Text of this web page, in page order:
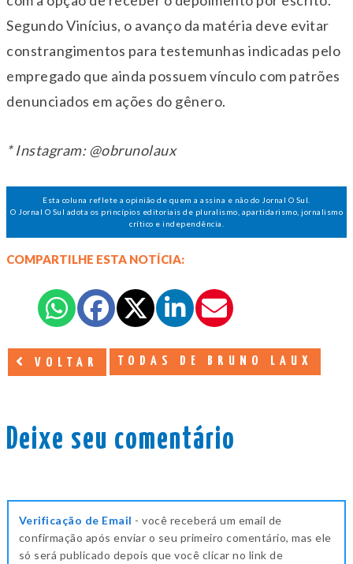
Segundo Vinícius, o avanço da matéria deve evitar
constrangimentos para testemunhas indicadas pelo
empregado que ainda possuem vínculo com patrões
denunciados em ações do gênero.
* Instagram: @obrunolaux
Esta coluna reflete a opinião de quem a assina e não do Jornal O Sul.
O Jornal O Sul adota os princípios editoriais de pluralismo, apartidarismo, jornalismo
crítico e independência.
COMPARTILHE ESTA NOTÍCIA:
VOLTAR TODAS DE BRUNO LAUX
Deixe seu comentário
Verificação de Email - você receberá um email de
confirmação após enviar o seu primeiro comentário, mas ele
só será publicado depois que você clicar no link de